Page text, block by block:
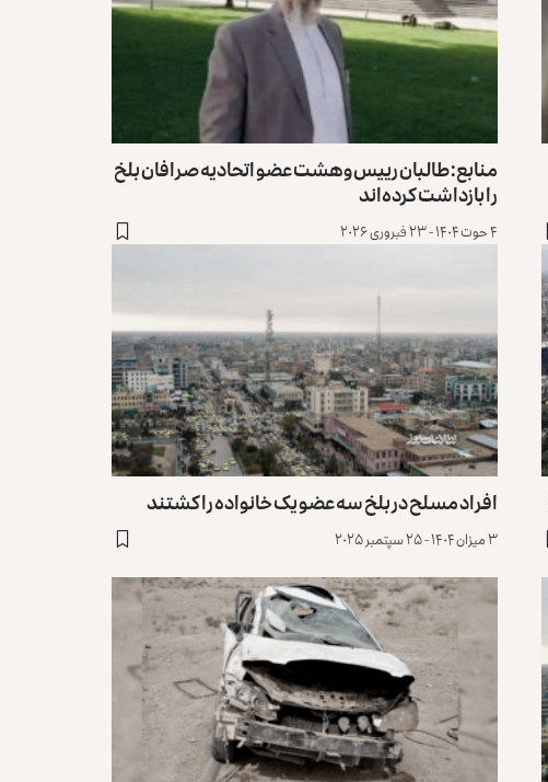
منابع: طالبان رییس و هشت عضو اتحادیه صرافان بلخ
را بازداشت کرده‌اند
۴ حوت ۱۴۰۴ - ۲۳ فبروری ۲۰۲۶
افراد مسلح در بلخ سه عضو یک خانواده را کشتند
۳ میزان ۱۴۰۴ - ۲۵ سپتمبر ۲۰۲۵